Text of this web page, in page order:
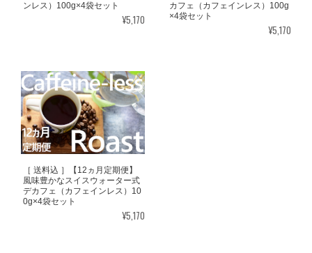
ンレス）100g×4袋セット
¥5,170
カフェ（カフェインレス）100g
×4袋セット
¥5,170
［ 送料込 ］【12ヵ月定期便】
風味豊かなスイスウォーター式
デカフェ（カフェインレス）10
0g×4袋セット
¥5,170